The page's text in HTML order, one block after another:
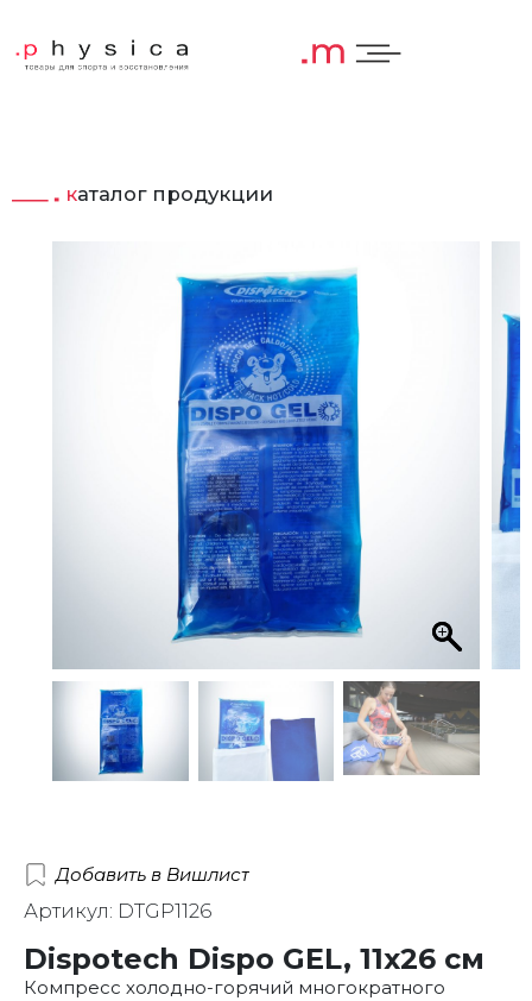
каталог продукции
Добавить в Вишлист
Артикул: DTGP1126
Dispotech Dispo GEL, 11х26 см
Компресс холодно-горячий многократного